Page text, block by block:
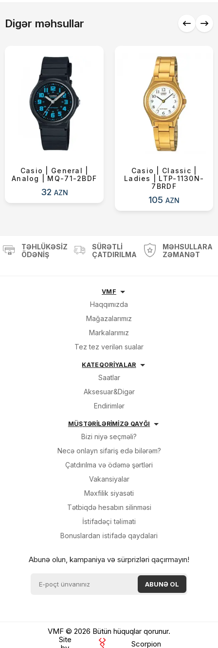
Digər məhsullar
Casio | General |
Analog | MQ-71-2BDF
32 AZN
Casio | Classic |
Ladies | LTP-1130N-
7BRDF
105AZN
TƏHLÜKƏSIZ
ÖDƏNIŞ
SÜRƏTLI
ÇATDIRILMA
MƏHSULLARA
ZƏMANƏT
VMF
Haqqımızda
Mağazalarımız
Markalarımız
Tez tez verilən sualar
KATEQORİYALAR
Saatlar
Aksesuar&Digər
Endirimlər
MÜŞTƏRİLƏRİMİZƏ QAYĞI
Bizi niyə seçməli?
Necə onlayn sifariş edə bilərəm?
Çatdırılma və ödəmə şərtləri
Vakansiyalar
Məxfilik siyasəti
Tətbiqdə hesabın silinməsi
İsti̇fadəçi̇ təli̇mati
Bonuslardan i̇sti̇fadə qaydalari
Abunə olun, kampaniya və sürprizləri qaçırmayın!
VMF © 2026 Bütün hüquqlar qorunur.
Site
Scorpion